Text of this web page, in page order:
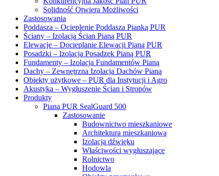
Solidność Otwiera Możliwości
Zastosowania
Poddasza – Ocieplenie Poddasza Pianką PUR
Ściany – Izolacja Ścian Pianą PUR
Elewacje – Docieplanie Elewacji Pianą PUR
Posadzki – Izolacja Posadzek Pianą PUR
Fundamenty – Izolacja Fundamentów Pianą
Dachy – Zewnętrzna Izolacja Dachów Pianą
Obiekty użytkowe – PUR dla Instytucji i Agro
Akustyka – Wygłuszenie Ścian i Stropów
Produkty
Piana PUR SealGuard 500
Zastosowanie
Budownictwo mieszkaniowe
Architektura mieszkaniowa
Izolacja dźwięku
Właściwości wygłuszające
Rolnictwo
Hodowla